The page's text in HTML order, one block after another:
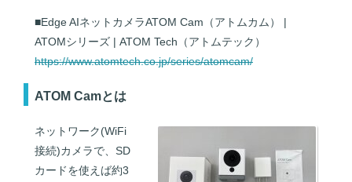
■Edge AIネットカメラATOM Cam（アトムカム） |
ATOMシリーズ | ATOM Tech（アトムテック）
https://www.atomtech.co.jp/series/atomcam/
ATOM Camとは
ネットワーク(WiFi
接続)カメラで、SD
カードを使えば約3